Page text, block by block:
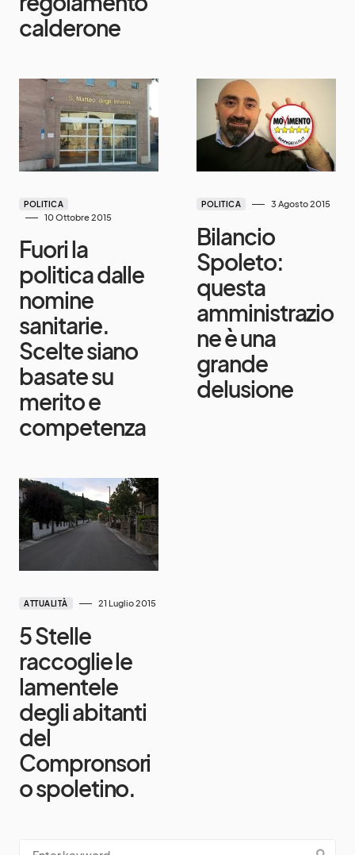
calderone
POLITICA
10 Ottobre 2015
Fuori la
politica dalle
nomine
sanitarie.
Scelte siano
basate su
merito e
competenza
POLITICA 3 Agosto 2015
Bilancio
Spoleto:
questa
amministrazio
ne è una
grande
delusione
ATTUALITÀ 21 Luglio 2015
5 Stelle
raccoglie le
lamentele
degli abitanti
del
Compronsori
o spoletino.